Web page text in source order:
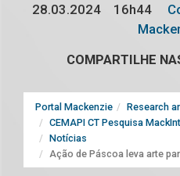
28.03.2024
16h44
COMPARTILHE
Portal Mackenzie
Research
CEMAPI CT Pesquisa
Notícias
Ação de Páscoa leva arte